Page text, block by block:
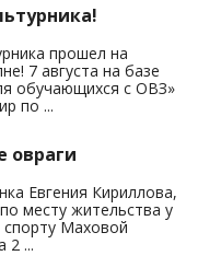
прошел на
7 августа на базе
обучающихся с ОВЗ»
по ...
овраги
Евгения Кириллова,
месту жительства у
спорту Маховой
2 ...